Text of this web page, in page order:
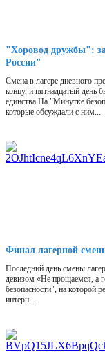
"Хоровод дружбы":
России"
Смена в лагере дневного
концу, и пятнадцатый день
единства.На "Минутке
которые обсуждали с ним...
Финал лагерной
Последний день смены
девизом «Не прощаемся, а
безопасности", на которой
интерн...